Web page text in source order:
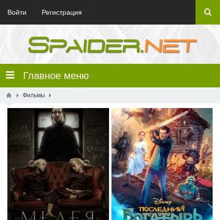
Войти Регистрация
Главное меню
Фильмы